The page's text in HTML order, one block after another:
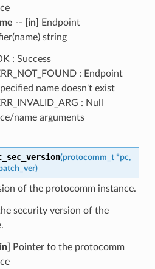
-- [in]
Endpoint
string
: Success
: Endpoint
name doesn't exist
: Null
name arguments
(protocomm_t *pc,
)
of the protocomm instance.
security version of the
[in]
Pointer to the protocomm